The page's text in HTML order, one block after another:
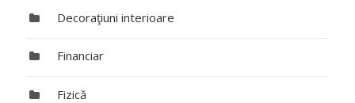
Decoraţiuni interioare
Financiar
Fizică